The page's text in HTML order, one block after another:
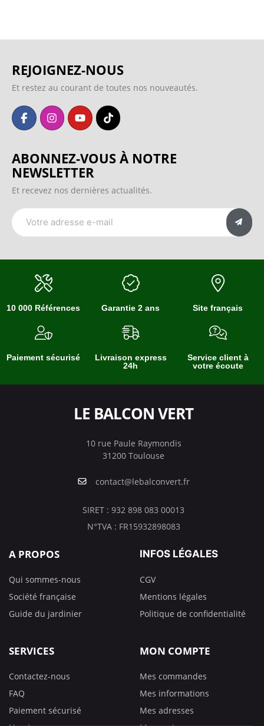
REJOIGNEZ-NOUS
Et restez au courant de toutes nos nouveautés.
ABONNEZ-VOUS À NOTRE
NEWSLETTER
Et recevez nos dernières actualités.
10 000 Références Garantie 2 ans Site français
Paiement sécurisé
Livraison express
24h
Service client à
votre écoute
LE BALCON VERT
10 rue Paule Raymondis
31200 Toulouse
contact@lebalconvert.fr
SIRET : 932 898 083 00013
N°TVA : FR15932898083
A PROPOS
Qui sommes-nous
Société française
Guide du jardinier
INFOS LÉGALES
CGV
Mentions légales
Politique de confidentialité
SERVICES
Contactez-nous
FAQ
Paiement sécurisé
MON COMPTE
Mes commandes
Mes informations
Mes adresses